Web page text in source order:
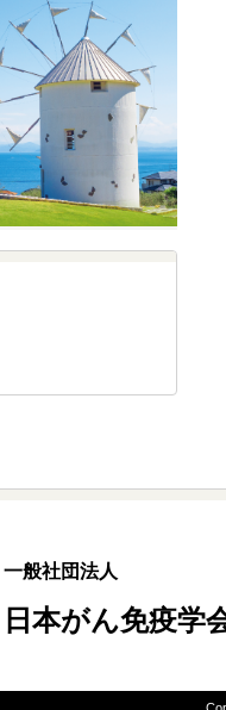
一般社団法人
日本がん免疫学